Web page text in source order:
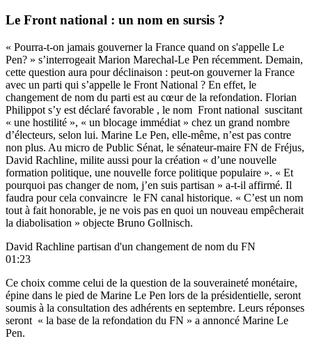
Le Front national : un nom en sursis ?
« Pourra-t-on jamais gouverner la France quand on s'appelle Le
Pen? » s’interrogeait Marion Marechal-Le Pen récemment. Demain,
cette question aura pour déclinaison : peut-on gouverner la France
avec un parti qui s’appelle le Front National ? En effet, le
changement de nom du parti est au cœur de la refondation. Florian
Philippot s’y est déclaré favorable , le nom Front national suscitant
« une hostilité », « un blocage immédiat » chez un grand nombre
d’électeurs, selon lui. Marine Le Pen, elle-même, n’est pas contre
non plus. Au micro de Public Sénat, le sénateur-maire FN de Fréjus,
David Rachline, milite aussi pour la création « d’une nouvelle
formation politique, une nouvelle force politique populaire ». « Et
pourquoi pas changer de nom, j’en suis partisan » a-t-il affirmé. Il
faudra pour cela convaincre le FN canal historique. « C’est un nom
tout à fait honorable, je ne vois pas en quoi un nouveau empêcherait
la diabolisation » objecte Bruno Gollnisch.
David Rachline partisan d'un changement de nom du FN
01:23
Ce choix comme celui de la question de la souveraineté monétaire,
épine dans le pied de Marine Le Pen lors de la présidentielle, seront
soumis à la consultation des adhérents en septembre. Leurs réponses
seront « la base de la refondation du FN » a annoncé Marine Le
Pen.